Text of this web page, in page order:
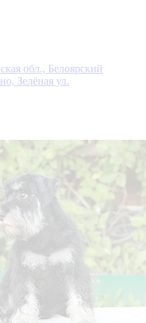
обл., Белоярский
Зелёная ул.